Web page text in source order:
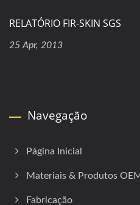
RELATÓRIO FIR-SKIN SGS
25 Apr, 2013
Navegação
Página Inicial
Materiais & Produtos OEM
Fabricação